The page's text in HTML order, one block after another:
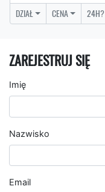
DZIAŁ CENA 24H?
ZAREJESTRUJ SIĘ
Imię
Nazwisko
Email